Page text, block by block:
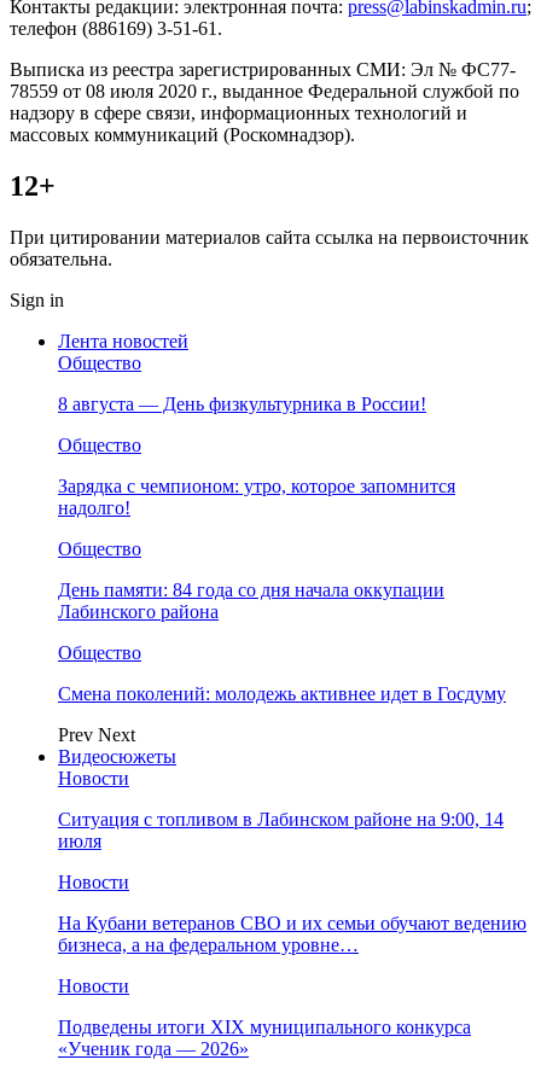
Контакты редакции: электронная почта: press@labinskadmin.ru;
телефон (886169) 3-51-61.
Выписка из реестра зарегистрированных СМИ: Эл № ФС77-
78559 от 08 июля 2020 г., выданное Федеральной службой по
надзору в сфере связи, информационных технологий и
массовых коммуникаций (Роскомнадзор).
12+
При цитировании материалов сайта ссылка на первоисточник
обязательна.
Sign in
Лента новостей
Общество
8 августа — День физкультурника в России!
Общество
Зарядка с чемпионом: утро, которое запомнится
надолго!
Общество
День памяти: 84 года со дня начала оккупации
Лабинского района
Общество
Смена поколений: молодежь активнее идет в Госдуму
Prev Next
Видеосюжеты
Новости
Ситуация с топливом в Лабинском районе на 9:00, 14
июля
Новости
На Кубани ветеранов СВО и их семьи обучают ведению
бизнеса, а на федеральном уровне…
Новости
Подведены итоги XIX муниципального конкурса
«Ученик года — 2026»